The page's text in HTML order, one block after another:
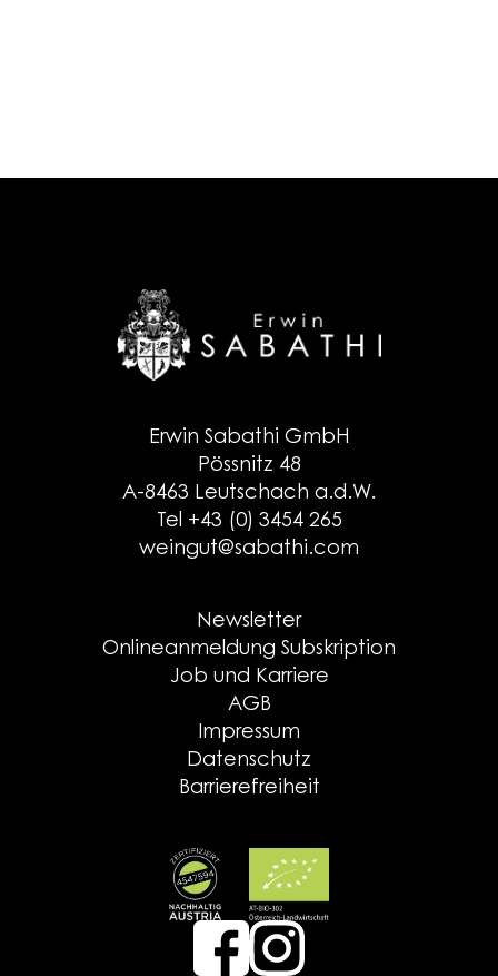
Erwin Sabathi GmbH
Pössnitz 48
A-8463 Leutschach a.d.W.
Tel +43 (0) 3454 265
weingut@sabathi.com
Newsletter
Onlineanmeldung Subskription
Job und Karriere
AGB
Impressum
Datenschutz
Barrierefreiheit